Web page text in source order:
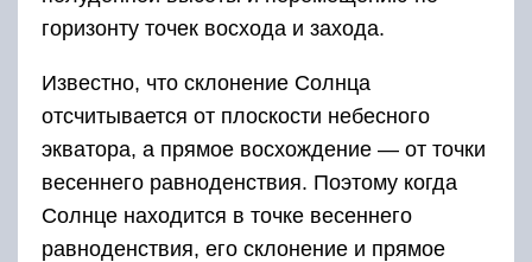
горизонту точек восхода и захода.
Известно, что склонение Солнца
отсчитывается от плоскости небесного
экватора, а прямое восхождение — от точки
весеннего равноденствия. Поэтому когда
Солнце находится в точке весен­него
равноденствия, его склонение и прямое